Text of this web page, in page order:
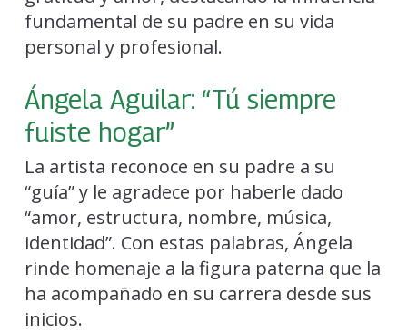
fundamental de su padre en su vida
personal y profesional.
Ángela Aguilar: “Tú siempre
fuiste hogar”
La artista reconoce en su padre a su
“guía” y le agradece por haberle dado
“amor, estructura, nombre, música,
identidad”. Con estas palabras, Ángela
rinde homenaje a la figura paterna que la
ha acompañado en su carrera desde sus
inicios.